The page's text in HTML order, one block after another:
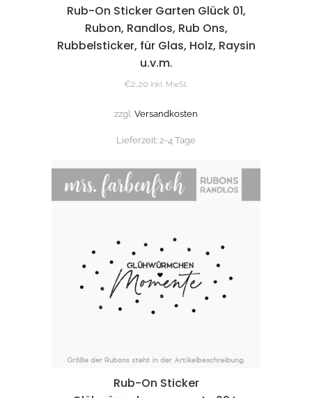
Rub-On Sticker Garten Glück 01,
Rubon, Randlos, Rub Ons,
Rubbelsticker, für Glas, Holz, Raysin
u.v.m.
€2,20 inkl. MwSt.
zzgl. Versandkosten
Lieferzeit: 2-4 Tage
Rub-On Sticker